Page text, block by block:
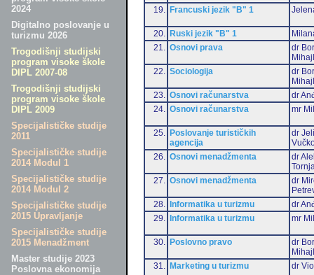
2024
Digitalno poslovanje u
turizmu 2026
Trogodišnji studijski
program visoke škole
DIPL 2007-08
Trogodišnji studijski
program visoke škole
DIPL 2009
Specijalističke studije
2011
Specijalističke studije
2014 Modul 1
Specijalističke studije
2014 Modul 2
Specijalističke studije
2015 Upravljanje
Specijalističke studije
2015 Menadžment
Master studije 2023
Poslovna ekonomija
19. Francuski jezik "B" 1
20. Ruski jezik "B" 1
21.
Osnovi prava
dr
22.
Sociologija
dr
23.
Osnovi računarstva
dr
24.
Osnovi računarstva mr
25.
Poslovanje turističkih
agencija
dr
26.
Osnovi menadžmenta
dr
27.
Osnovi menadžmenta
dr
28.
Informatika u turizmu
dr
29.
Informatika u turizmu mr
30. Poslovno pravo
dr
31.
Marketing u turizmu dr